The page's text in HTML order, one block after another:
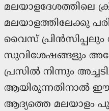
മലയാളദേശത്തിലെ
മലയാളത്തിലേക്കു
വൈസ് പ്രിന്‍സിപ്പലും
സുവിശേഷങ്ങളും
പ്രസിൽ നിന്നും
ആയിരുന്നതിനാല്‍ ഈ
ആദ്യത്തെ മലയാളം